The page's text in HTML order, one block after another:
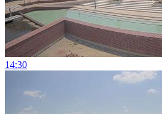
14:30